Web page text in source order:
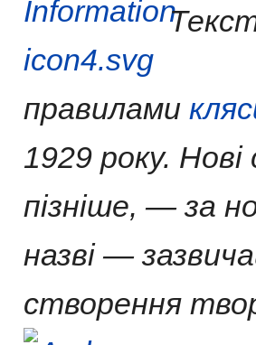
правилами
1929 року.
пізніше, — за
назві —
створення